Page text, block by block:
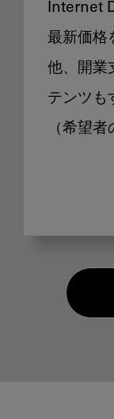
Internet
最新価格
他、開業
テンツも
（希望者